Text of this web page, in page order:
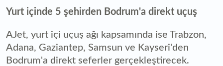
Yurt içinde 5 şehirden Bodrum'a direkt uçuş
AJet, yurt içi uçuş ağı kapsamında ise Trabzon,
Adana, Gaziantep, Samsun ve Kayseri'den
Bodrum'a direkt seferler gerçekleştirecek.